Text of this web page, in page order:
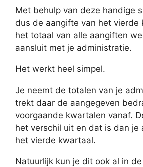
Met behulp van deze handige
dus de aangifte van het vierde
het totaal van alle aangiften
aansluit met je administratie.
Het werkt heel simpel.
Je neemt de totalen van je
trekt daar de aangegeven
voorgaande kwartalen vanaf.
het verschil uit en dat is dan je
het vierde kwartaal.
Natuurlijk kun je dit ook al in